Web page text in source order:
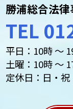
勝浦総合法
TEL
平日：10時 ～
土曜：10時 ～
定休日：日・祝